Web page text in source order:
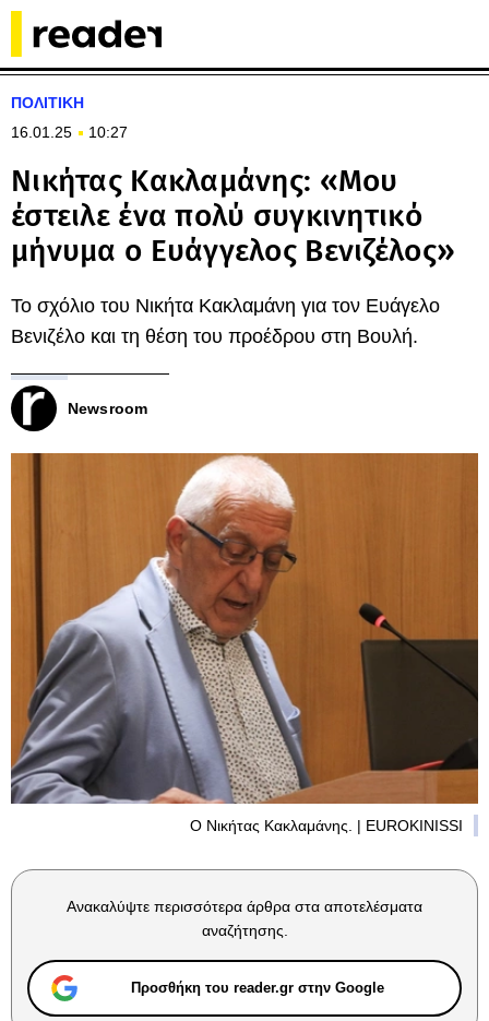
ΠΟΛΙΤΙΚΗ
16.01.25
10:27
Νικήτας Κακλαμάνης: «Μου
έστειλε ένα πολύ συγκινητικό
μήνυμα ο Ευάγγελος Βενιζέλος»
Το σχόλιο του Νικήτα Κακλαμάνη για τον Ευάγελο
Βενιζέλο και τη θέση του προέδρου στη Βουλή.
Newsroom
Ο Νικήτας Κακλαμάνης. | EUROKINISSI
Ανακαλύψτε περισσότερα άρθρα στα αποτελέσματα
αναζήτησης.
Προσθήκη του reader.gr στην Google